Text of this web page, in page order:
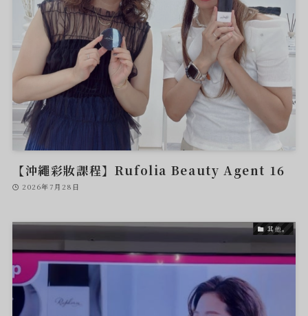
【沖繩彩妝課程】Rufolia Beauty Agent 16
2026年7月28日
其他。